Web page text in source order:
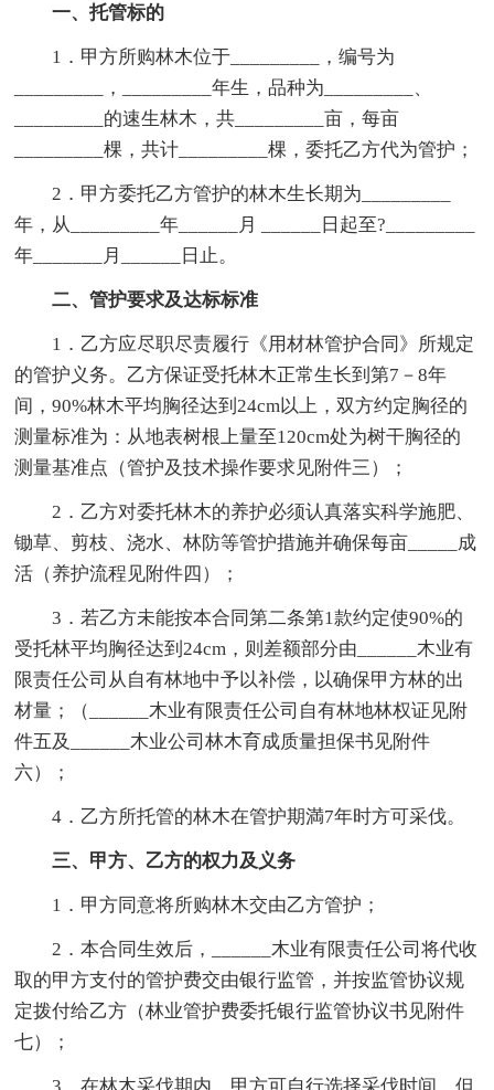
一、托管标的
1．甲方所购林木位于_________，编号为
_________，_________年生，品种为_________、
_________的速生林木，共_________亩，每亩
_________棵，共计_________棵，委托乙方代为管护；
2．甲方委托乙方管护的林木生长期为_________
年，从_________年______月 ______日起至?_________
年_______月______日止。
二、管护要求及达标标准
1．乙方应尽职尽责履行《用材林管护合同》所规定
的管护义务。乙方保证受托林木正常生长到第7－8年
间，90%林木平均胸径达到24cm以上，双方约定胸径的
测量标准为：从地表树根上量至120cm处为树干胸径的
测量基准点（管护及技术操作要求见附件三）；
2．乙方对委托林木的养护必须认真落实科学施肥、
锄草、剪枝、浇水、林防等管护措施并确保每亩_____成
活（养护流程见附件四）；
3．若乙方未能按本合同第二条第1款约定使90%的
受托林平均胸径达到24cm，则差额部分由______木业有
限责任公司从自有林地中予以补偿，以确保甲方林的出
材量；（______木业有限责任公司自有林地林权证见附
件五及______木业公司林木育成质量担保书见附件
六）；
4．乙方所托管的林木在管护期満7年时方可采伐。
三、甲方、乙方的权力及义务
1．甲方同意将所购林木交由乙方管护；
2．本合同生效后，______木业有限责任公司将代收
取的甲方支付的管护费交由银行监管，并按监管协议规
定拨付给乙方（林业管护费委托银行监管协议书见附件
七）；